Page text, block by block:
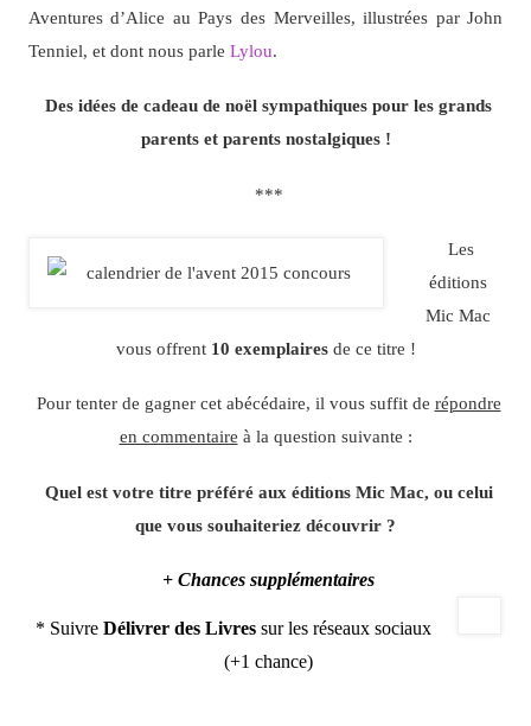
Aventures d’Alice au Pays des Merveilles, illustrées par John
Tenniel, et dont nous parle Lylou.
Des idées de cadeau de noël sympathiques pour les grands
parents et parents nostalgiques !
***
Les
éditions
Mic Mac
vous offrent 10 exemplairesde ce titre !
Pour tenter de gagner cet abécédaire, il vous suffit de répondre
en commentaire à la question suivante :
Quel est votre titre préféré aux éditions Mic Mac, ou celui
que vous souhaiteriez découvrir ?
+ Chances supplémentaires
* Suivre Délivrer des Livressur les réseaux sociaux
(+1 chance)